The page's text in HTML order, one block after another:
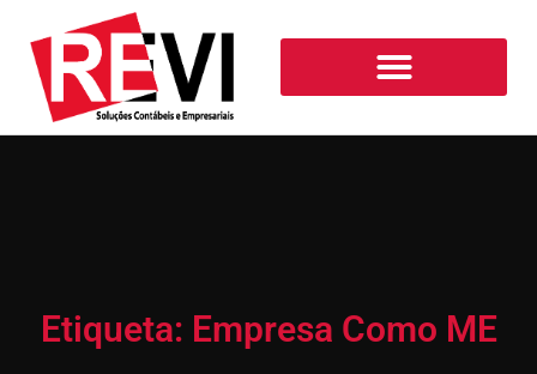
Etiqueta: Empresa Como ME